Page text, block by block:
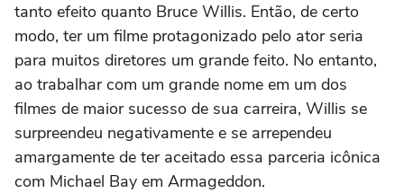
tanto efeito quanto Bruce Willis. Então, de certo
modo, ter um filme protagonizado pelo ator seria
para muitos diretores um grande feito. No entanto,
ao trabalhar com um grande nome em um dos
filmes de maior sucesso de sua carreira, Willis se
surpreendeu negativamente e se arrependeu
amargamente de ter aceitado essa parceria icônica
com Michael Bay em Armageddon.